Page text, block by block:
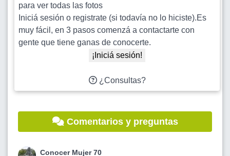
para ver todas las fotos
Iniciá sesión o registrate (si todavía no lo hiciste).Es
muy fácil, en 3 pasos comenzá a contactarte con
gente que tiene ganas de conocerte.
¡Iniciá sesión!
¿Consultas?
Comentarios y preguntas
Conocer Mujer 70